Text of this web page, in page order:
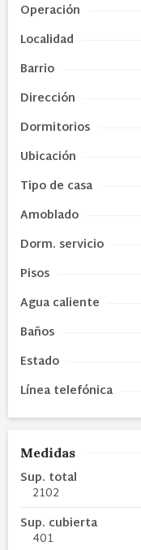
Operación
Localidad
Barrio
Dirección
Dormitorios
Ubicación
Tipo de casa
Amoblado
Dorm. servicio
Pisos
Agua caliente
Baños
Estado
Línea telefónica
Medidas
Sup. total
2102
Sup. cubierta
401